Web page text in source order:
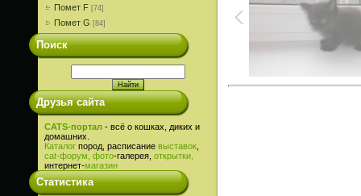
Помет F [74]
Помет G [84]
Поиск
Друзья сайта
CATS-портал - всё о кошках, диких и
домашних.
Каталог пород, расписание выставок
cat-форум, фото-галерея, открытки,
интернет-магазин
Статистика